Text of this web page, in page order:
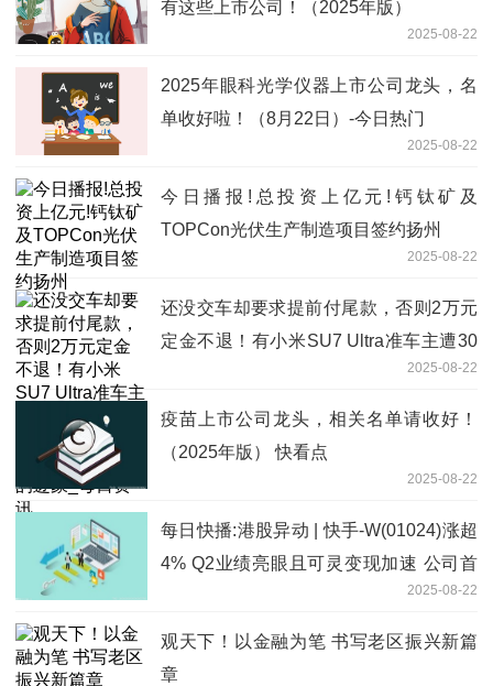
有这些上市公司！（2025年版）
2025-08-22
2025年眼科光学仪器上市公司龙头，名
单收好啦！（8月22日）-今日热门
2025-08-22
今日播报!总投资上亿元!钙钛矿及
TOPCon光伏生产制造项目签约扬州
2025-08-22
还没交车却要求提前付尾款，否则2万元
定金不退！有小米SU7 Ultra准车主遭30
天尾款“通牒”，销售：他们大多是有不要
车的迹象_每日资讯
2025-08-22
疫苗上市公司龙头，相关名单请收好！
（2025年版） 快看点
2025-08-22
每日快播:港股异动 | 快手-W(01024)涨超
4% Q2业绩亮眼且可灵变现加速 公司首
2025-08-22
观天下！以金融为笔 书写老区振兴新篇
章